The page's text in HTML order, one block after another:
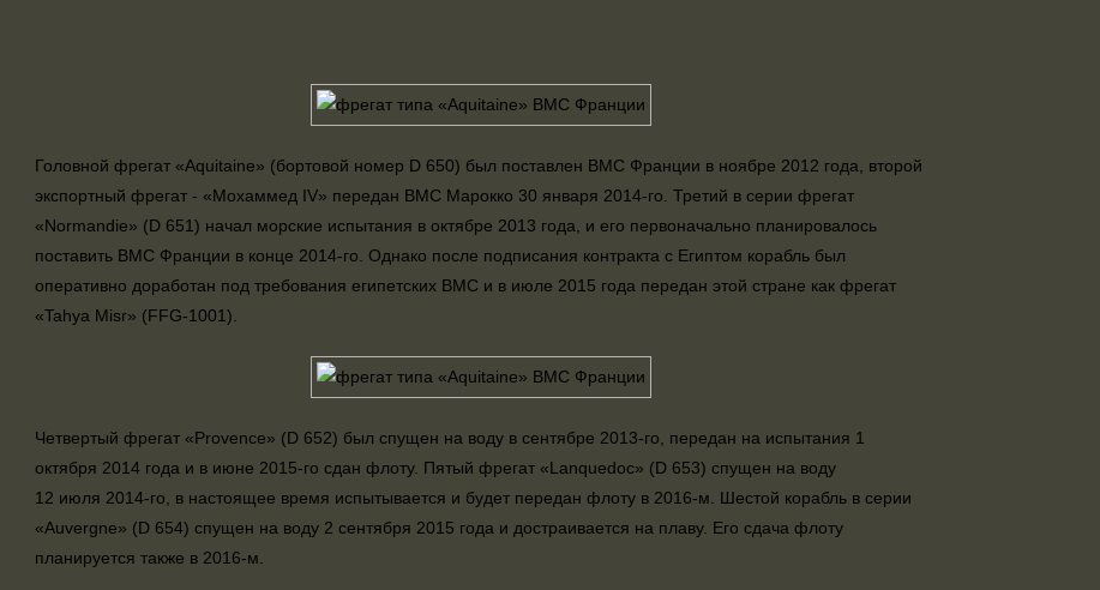
Головной фрегат «Aquitaine» (бортовой номер D 650) был поставлен ВМС Франции в ноябре 2012 года, второй
экспортный фрегат - «Мохаммед IV» передан ВМС Марокко 30 января 2014-го. Третий в серии фрегат
«Normandie» (D 651) начал морские испытания в октябре 2013 года, и его первоначально планировалось
поставить ВМС Франции в конце 2014-го. Однако после подписания контракта с Египтом корабль был
оперативно доработан под требования египетских ВМС и в июле 2015 года передан этой стране как фрегат
«Tahya Misr» (FFG-1001).
Четвертый фрегат «Provence» (D 652) был спущен на воду в сентябре 2013-го, передан на испытания 1
октября 2014 года и в июне 2015-го сдан флоту. Пятый фрегат «Lanquedoc» (D 653) спущен на воду
12 июля 2014-го, в настоящее время испытывается и будет передан флоту в 2016-м. Шестой корабль в серии
«Auvergne» (D 654) спущен на воду 2 сентября 2015 года и достраивается на плаву. Его сдача флоту
планируется также в 2016-м.